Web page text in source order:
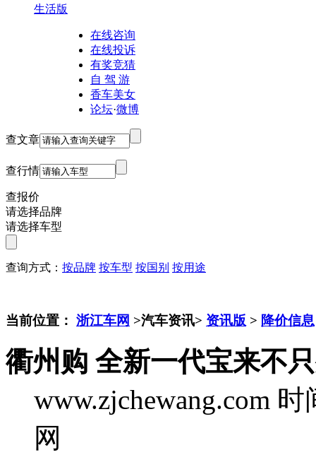
生活版
在线咨询
在线投诉
有奖竞猜
自 驾 游
香车美女
论坛·微博
查文章
查行情
查报价
请选择品牌
请选择车型
查询方式： 按品牌 按车型 按国别 按用途
当前位置： 浙江车网 >汽车资讯> 资讯版 > 降价信息
衢州购 全新一代宝来不
www.zjchewang.com 时
网